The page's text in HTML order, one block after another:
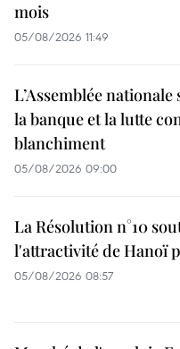
mois
05/08/2026 11:49
L’Assemblée
la banque et la lutte
blanchiment
05/08/2026 09:00
La Résolution n°10
l'attractivité de Hanoï
05/08/2026 08:57